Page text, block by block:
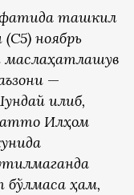
ташкил
ноябрь
маслаҳатлашув
—
қилиб,
Илҳом
бўлмаса ҳам,